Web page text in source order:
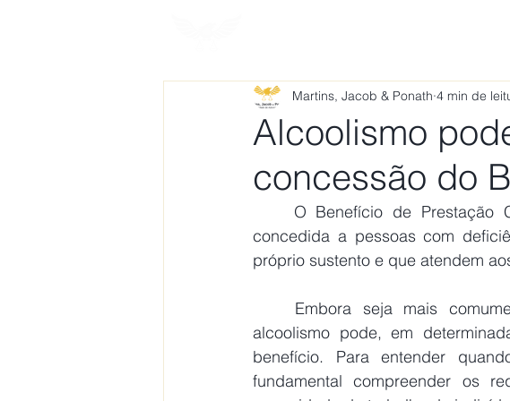
Alcoolismo
concessão do
Martins, Jacob & Ponath 4 min de
O Benefício de Prestação
concedida a pessoas com
próprio sustento e que atendem
alcoolismo pode, em
benefício. Para entender
fundamental compreender os